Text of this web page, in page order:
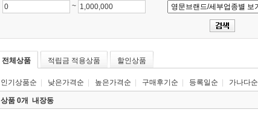
~
전체상품 적립금 적용상품 할인상품
인기상품순 낮은가격순 높은가격순 구매후기순 등록일순 가나다순
상품 0개 내장동